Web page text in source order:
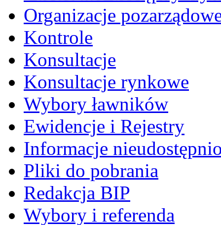
Organizacje
Kontrole
Konsultacje
Konsultacje rynkowe
Wybory ławników
Ewidencje i Rejestry
Informacje
Pliki do pobrania
Redakcja BIP
Wybory i referenda